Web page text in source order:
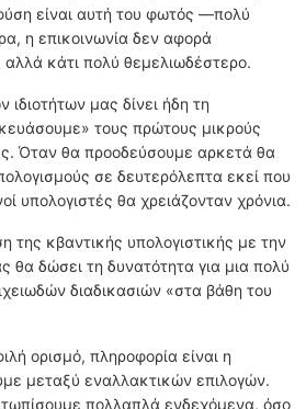
είναι αυτή του φωτός —πολύ
η επικοινωνία δεν αφορά
κάτι πολύ θεμελιωδέστερο.
μας δίνει ήδη τη
τους πρώτους μικρούς
Όταν θα προοδεύσουμε αρκετά θα
σε δευτερόλεπτα εκεί που
υπολογιστές θα χρειάζονταν χρόνια.
της κβαντικής υπολογιστικής με την
θα δώσει τη δυνατότητα για μια πολύ
διαδικασιών «στα βάθη του
ορισμό, πληροφορία είναι η
μεταξύ εναλλακτικών επιλογών.
πολλαπλά ενδεχόμενα, όσο